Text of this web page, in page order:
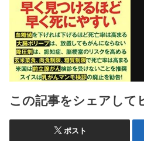
この記事をシェアして
ポスト